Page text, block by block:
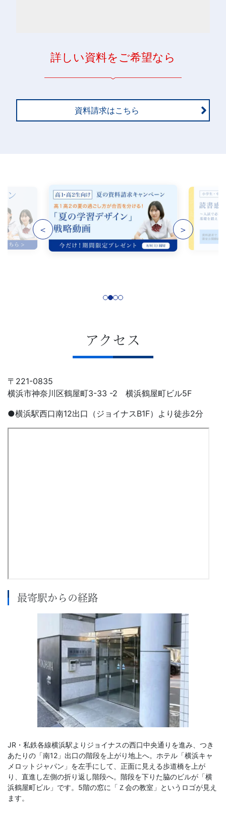
詳しい資料をご希望なら
資料請求はこちら
＜ ＞
アクセス
〒221-0835
横浜市神奈川区鶴屋町3-33 -2 横浜鶴屋町ビル5F
●横浜駅西口南12出口（ジョイナスB1F）より徒歩2分
最寄駅からの経路
JR・私鉄各線横浜駅よりジョイナスの西口中央通りを進み、つき
あたりの「南12」出口の階段を上がり地上へ。ホテル「横浜キャ
メロットジャパン」を左手にして、正面に見える歩道橋を上が
り、直進し左側の折り返し階段へ。階段を下りた脇のビルが「横
浜鶴屋町ビル」です。5階の窓に「Ｚ会の教室」というロゴが見え
ます。